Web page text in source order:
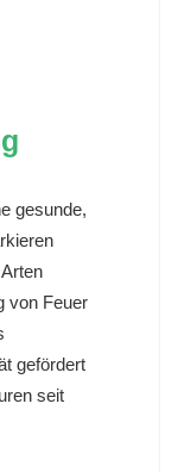
gesunde,
von Feuer
gefördert
seit